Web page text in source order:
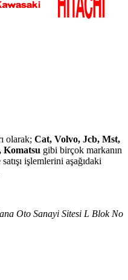
olarak; Cat, Volvo, Jcb, Mst,
Komatsu gibi birçok markanın
işlemlerini aşağıdaki
Oto Sanayi Sitesi L Blok No